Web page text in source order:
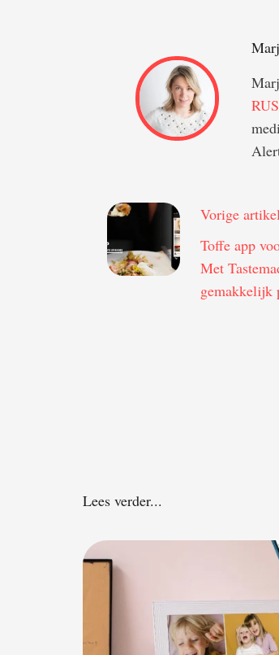
Vorige artikel
Toffe app
Met
gemakkelijk
Lees verder...